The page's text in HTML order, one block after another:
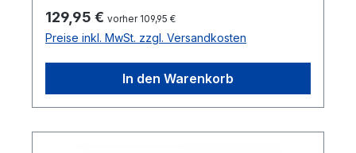
Regulärer Preis:
129,95 € vorher 109,95 €
Preise inkl. MwSt. zzgl. Versandkosten
In den Warenkorb